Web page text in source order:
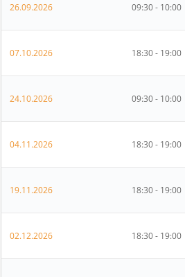
26.09.2026 09:30 - 10:00
07.10.2026 18:30 - 19:00
24.10.2026 09:30 - 10:00
04.11.2026 18:30 - 19:00
19.11.2026 18:30 - 19:00
02.12.2026 18:30 - 19:00